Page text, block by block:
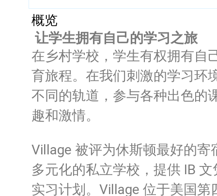
概览
让学生拥有自己的学习之旅
在乡村学校，学生有权拥有自
育旅程。 在我们刺激的学习环
不同的轨道，参与各种出色的
趣和激情。
Village 被评为休斯顿最好的
多元化的私立学校，提供 IB
实习计划。 Village 位于美国第